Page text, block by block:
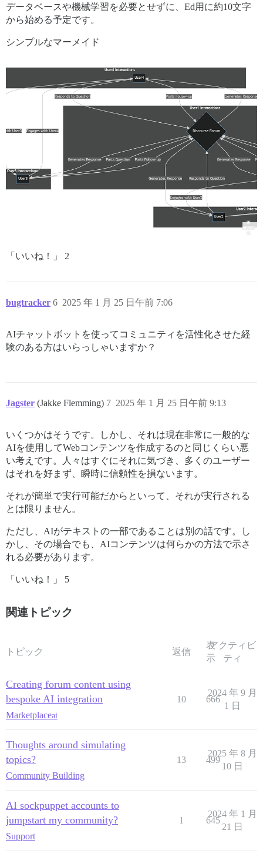
データベースや機械学習を必要とせずに、Ed用に約10文字
から始める予定です。
シンプルなマーメイド
「いいね！」 2
bugtracker 2025 年 1 月 25 日午前 7:06
6
AIチャットボットを使ってコミュニティを活性化させた経
験のある方はいらっしゃいますか？
Jagster (Jakke Flemming) 2025 年 1 月 25 日午前 9:13
7
いくつかはそうです。しかし、それは現在非常に一般的な
AIを使用してWebコンテンツを作成するのと同じくらい悪
い考えです。人々はすぐにそれに気づき、多くのユーザー
はそれを好まず、瞬時に信頼性を損ないます。
それが簡単で実行可能だからといって、それが実行される
とは限りません。
ただし、AIがテキストの一部であることは別の話です。し
かし、その場合でも、AIコンテンツは何らかの方法で示さ
れる必要があります。
「いいね！」 5
関連トピック
トピック 返信
表
示
アクティビ
ティ
Creating forum content using
bespoke AI integration
Marketplaceai
10 666
2024 年 9 月
1 日
Thoughts around simulating
topics?
Community Building
13 499
2025 年 8 月
10 日
AI sockpuppet accounts to
jumpstart my community?
Support
1 645
2024 年 1 月
21 日